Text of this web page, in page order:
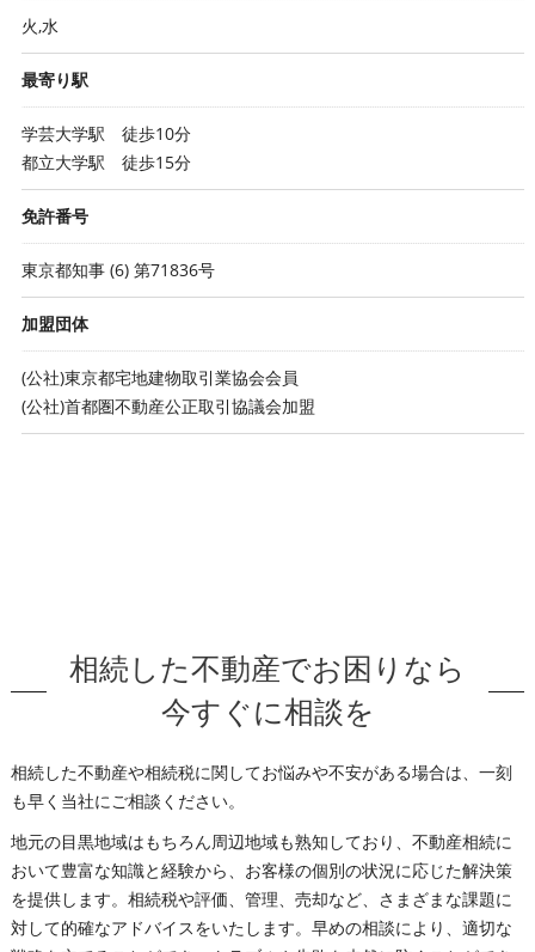
火,水
最寄り駅
学芸大学駅 徒歩10分
都立大学駅 徒歩15分
免許番号
東京都知事 (6) 第71836号
加盟団体
(公社)東京都宅地建物取引業協会会員
(公社)首都圏不動産公正取引協議会加盟
相続した不動産でお困りなら
今すぐに相談を
相続した不動産や相続税に関してお悩みや不安がある場合は、一刻
も早く当社にご相談ください。
地元の目黒地域はもちろん周辺地域も熟知しており、不動産相続に
おいて豊富な知識と経験から、お客様の個別の状況に応じた解決策
を提供します。相続税や評価、管理、売却など、さまざまな課題に
対して的確なアドバイスをいたします。早めの相談により、適切な